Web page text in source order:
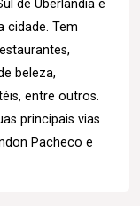
de Uberlândia e
cidade. Tem
beleza,
entre outros.
principais vias
Pacheco e